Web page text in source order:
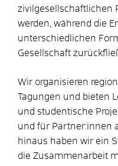
zivilgesellschaftlichen
werden, während die
unterschiedlichen
Gesellschaft
Wir organisieren
Tagungen und bieten
und studentische
und für Partner:innen
hinaus haben wir ein
die Zusammenarbeit